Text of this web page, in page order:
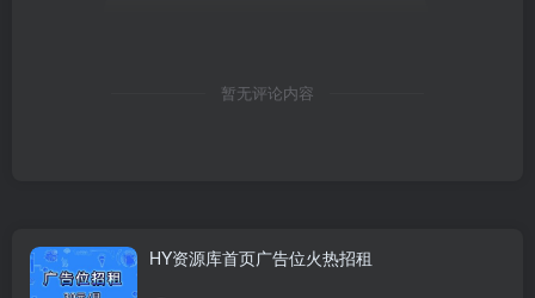
暂无评论内容
HY资源库首页广告位火热招租